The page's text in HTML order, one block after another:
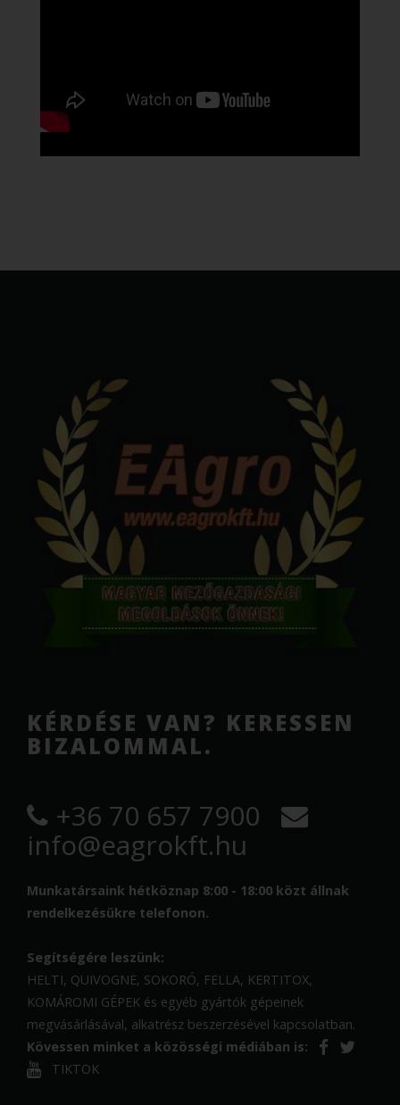
KÉRDÉSE VAN? KERESSEN
BIZALOMMAL.
+36 70 657 7900
info@eagrokft.hu
Munkatársaink hétköznap 8:00 - 18:00 közt állnak
rendelkezésükre telefonon.
Segítségére leszünk:
HELTI, QUIVOGNE, SOKORÓ, FELLA, KERTITOX,
KOMÁROMI GÉPEK és egyéb gyártók gépeinek
megvásárlásával, alkatrész beszerzésével kapcsolatban.
Kövessen minket a közösségi médiában is:
TIKTOK